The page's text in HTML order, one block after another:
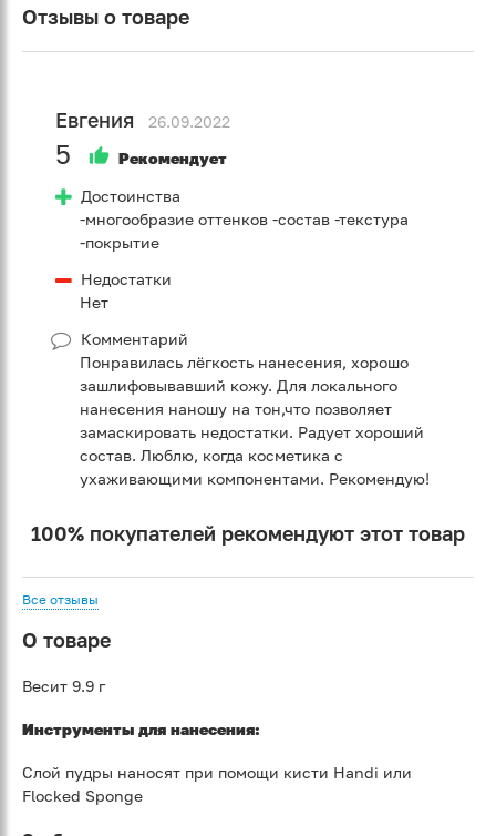
Отзывы о товаре
Евгения 26.09.2022
5 Рекомендует
Достоинства
-многообразие оттенков -состав -текстура
-покрытие
Недостатки
Нет
Комментарий
Понравилась лёгкость нанесения, хорошо
зашлифовывавший кожу. Для локального
нанесения наношу на тон,что позволяет
замаскировать недостатки. Радует хороший
состав. Люблю, когда косметика с
ухаживающими компонентами. Рекомендую!
100% покупателей рекомендуют этот товар
Все отзывы
О товаре
Весит 9.9 г
Инструменты для нанесения:
Слой пудры наносят при помощи кисти Handi или
Flocked Sponge